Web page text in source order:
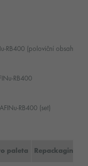
RB400 (poloviční obsah
RB400
RB400 (set)
paleta Repackaging